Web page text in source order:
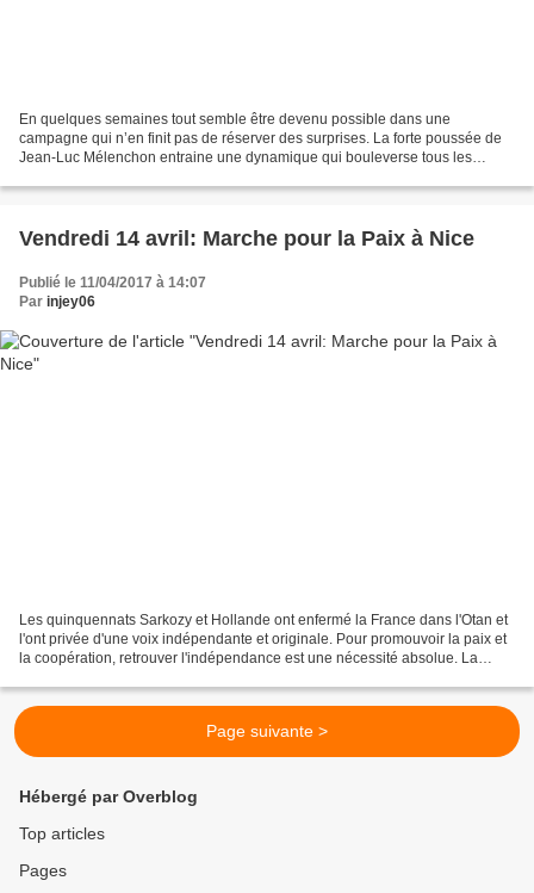
En quelques semaines tout semble être devenu possible dans une
campagne qui n’en finit pas de réserver des surprises. La forte poussée de
Jean-Luc Mélenchon entraine une dynamique qui bouleverse tous les
Vendredi 14 avril: Marche pour la Paix à Nice
Publié le 11/04/2017 à 14:07
Par injey06
Les quinquennats Sarkozy et Hollande ont enfermé la France dans l'Otan et
l'ont privée d'une voix indépendante et originale. Pour promouvoir la paix et
la coopération, retrouver l'indépendance est une nécessité absolue. La
Page suivante >
Hébergé par Overblog
Top articles
Pages